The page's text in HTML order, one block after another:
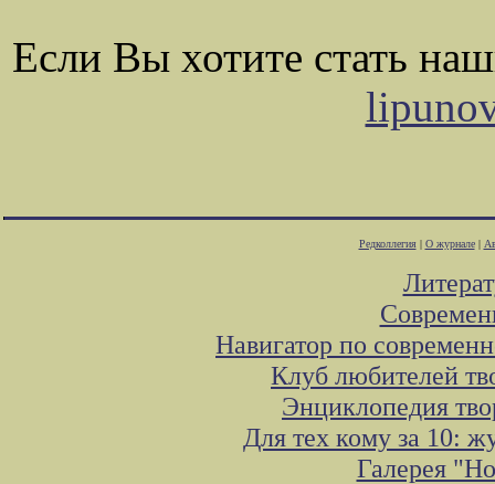
Если Вы хотите стать
Редколлегия| О журнале|
Навигатор по
Клуб любителей
Энциклопедия
Для тех кому за 10:
Галерея